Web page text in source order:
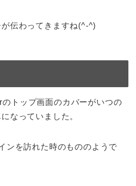
伝わってきますね(^-^)
トップ画面のカバーがいつの
なっていました。
ンを訪れた時のもののようで